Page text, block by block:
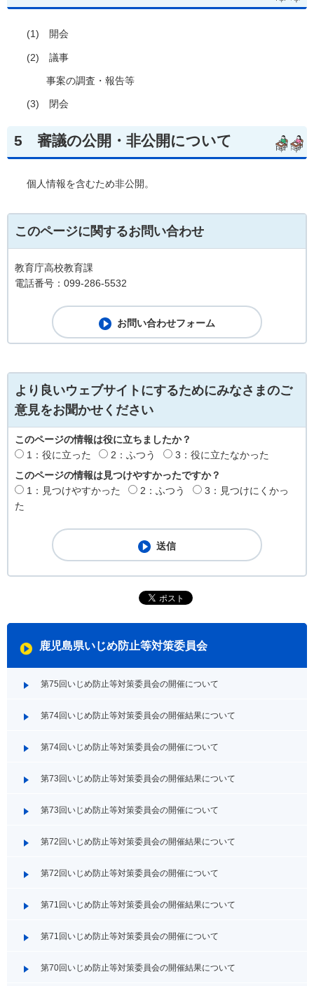
(1) 開会
(2) 議事
事案の調査・報告等
(3) 閉会
5 審議の公開・非公開について
個人情報を含むため非公開。
このページに関するお問い合わせ
教育庁高校教育課
電話番号：099-286-5532
より良いウェブサイトにするためにみなさまのご
意見をお聞かせください
このページの情報は役に立ちましたか？
1：役に立った
2：ふつう
3：役に立たなかった
このページの情報は見つけやすかったですか？
1：見つけやすかった
2：ふつう
3：見つけにくかっ
た
鹿児島県いじめ防止等対策委員会
第75回いじめ防止等対策委員会の開催について
第74回いじめ防止等対策委員会の開催結果について
第74回いじめ防止等対策委員会の開催について
第73回いじめ防止等対策委員会の開催結果について
第73回いじめ防止等対策委員会の開催について
第72回いじめ防止等対策委員会の開催結果について
第72回いじめ防止等対策委員会の開催について
第71回いじめ防止等対策委員会の開催結果について
第71回いじめ防止等対策委員会の開催について
第70回いじめ防止等対策委員会の開催結果について